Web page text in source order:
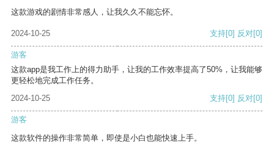
这款游戏的剧情非常感人，让我久久不能忘怀。
2024-10-25 支持[0] 反对[0]
游客
这款app是我工作上的得力助手，让我的工作效率提高了50%，让我能够
更轻松地完成工作任务。
2024-10-25
支持[0] 反对[0]
游客
这款软件的操作非常简单，即使是小白也能快速上手。